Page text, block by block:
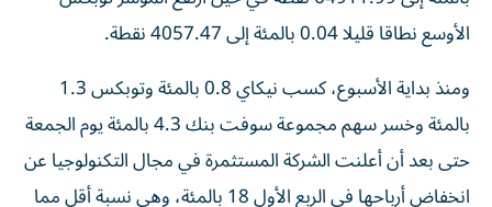
الأوسع نطاقا قليلا ‌0.04 بالمئة إلى 4057.47 نقطة.
ومنذ بداية الأسبوع، كسب نيكاي 0.8 بالمئة ⁠وتوبكس 1.3
بالمئة وخسر سهم مجموعة سوفت بنك 4.3 بالمئة يوم الجمعة
حتى بعد أن أعلنت الشركة المستثمرة في مجال التكنولوجيا عن
انخفاض أرباحها في الربع الأول 18 بالمئة، وهي نسبة أقل مما